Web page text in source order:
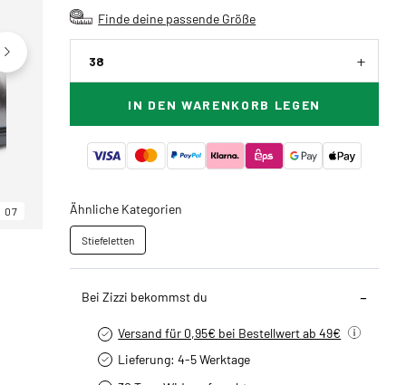
07
Finde deine passende Größe
38
IN DEN WARENKORB LEGEN
Ähnliche Kategorien
Stiefeletten
Bei Zizzi bekommst du
Versand für 0,95€ bei Bestellwert ab 49€
Lieferung: 4-5 Werktage